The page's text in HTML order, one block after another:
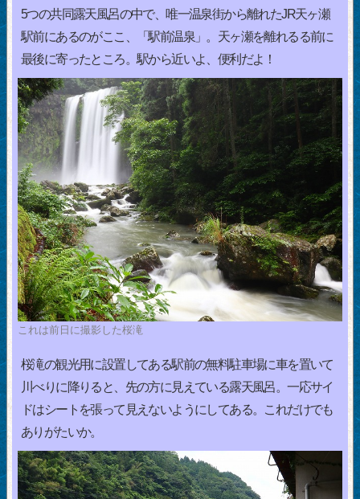
5つの共同露天風呂の中で、唯一温泉街から離れたJR天ヶ瀬
駅前にあるのがここ、「駅前温泉」。天ヶ瀬を離れるる前に
最後に寄ったところ。駅から近いよ、便利だよ！
これは前日に撮影した桜滝
桜滝の観光用に設置してある駅前の無料駐車場に車を置いて
川べりに降りると、先の方に見えている露天風呂。一応サイ
ドはシートを張って見えないようにしてある。これだけでも
ありがたいか。